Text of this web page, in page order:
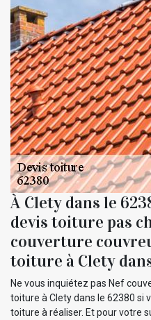
À Clety dans le
devis toiture pas
couverture
toiture à Clety
Ne vous inquiétez pas Nef
toiture à Clety dans le 62380 si
toiture à réaliser. Et pour votre